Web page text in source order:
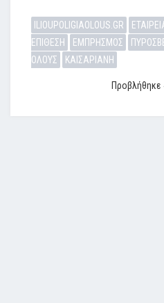
ILIOUPOLIGIAOLOUS.GR
ΕΠΙΘΕΣΗ
ΕΜΠΡΗΣΜΟΣ
ΟΛΟΥΣ
ΚΑΙΣΑΡΙΑΝΗ